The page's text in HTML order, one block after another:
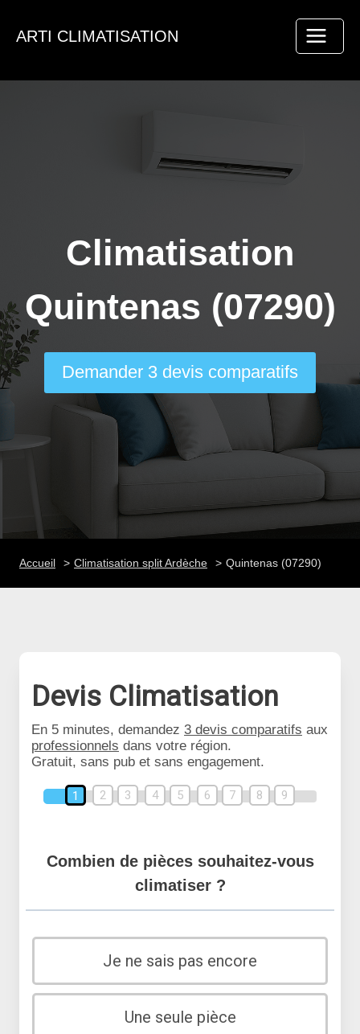
ARTI CLIMATISATION
Climatisation
Quintenas (07290)
Demander 3 devis comparatifs
Accueil Climatisation split Ardèche Quintenas (07290)
Devis Climatisation
En 5 minutes, demandez 3 devis comparatifs aux
professionnels dans votre région.
Gratuit, sans pub et sans engagement.
1 2 3 4 5 6 7 8 9
Combien de pièces souhaitez-vous
climatiser ?
Je ne sais pas encore
Une seule pièce